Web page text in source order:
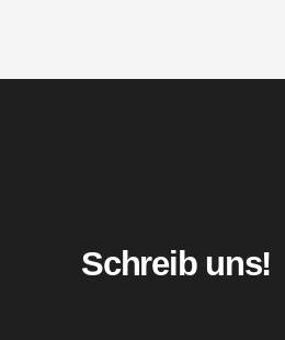
Schreib uns!